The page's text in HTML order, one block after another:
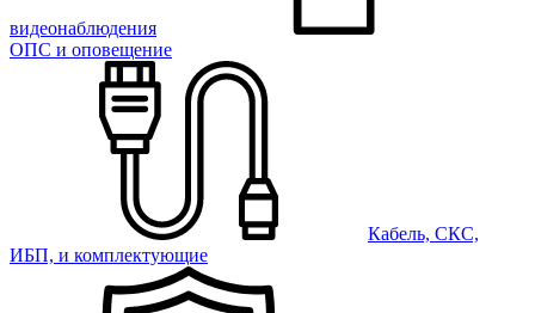
видеонаблюдения
ОПС и оповещение
Кабель, СКС,
ИБП, и комплектующие